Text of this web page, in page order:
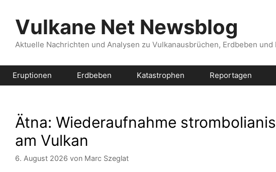
Inhalt
springenVulkane Net Newsblog
Aktuelle Nachrichten und Analysen zu Vulkanausbrüchen, Erdbeben und
Eruptionen Erdbeben Katastrophen Reportagen
Ätna: Wiederaufnahme
am Vulkan
6. August 2026 von Marc Szeglat